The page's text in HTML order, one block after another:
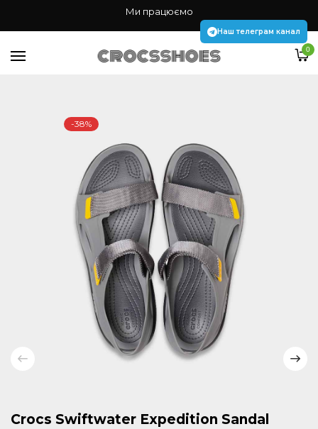
Ми працюємо
Наш телеграм канал
0
Чоловікам
Дітям
Наш телеграм канал
-38%
Crocs Swiftwater Expedition Sandal